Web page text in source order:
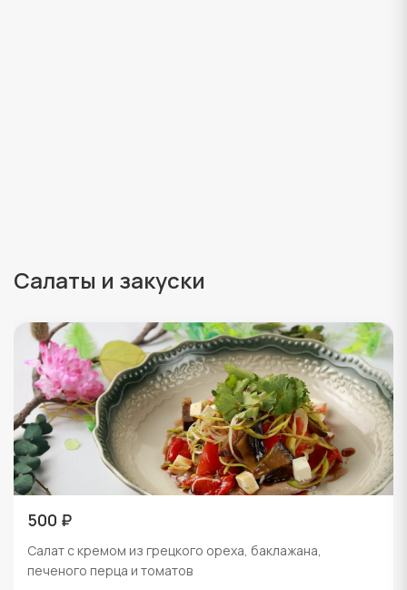
Салаты и закуски
500 ₽
Салат с кремом из грецкого ореха, баклажана,
печеного перца и томатов